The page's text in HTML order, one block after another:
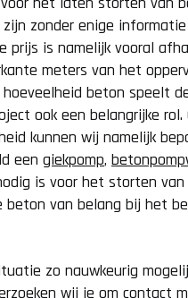
zijn zonder enige
prijs is namelijk vooral
meters van het
beton speelt
ook een belangrijke rol.
kunnen wij namelijk
een giekpomp,
is voor het storten
van belang bij het
zo nauwkeurig
wij je om contact